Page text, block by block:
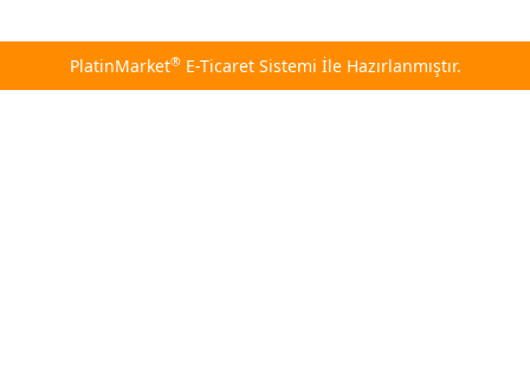
PlatinMarket®E-Ticaret Sistemi İle Hazırlanmıştır.